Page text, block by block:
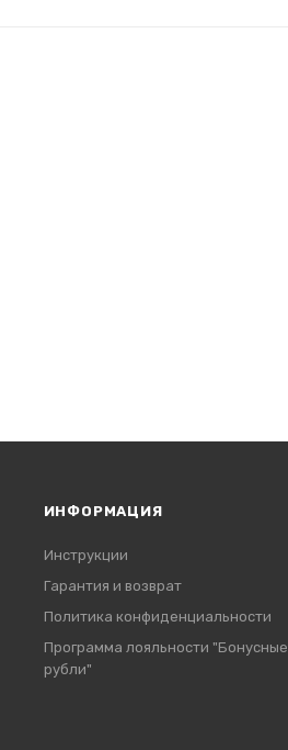
ИНФОРМАЦИЯ
Инструкции
Гарантия и возврат
Политика конфиденциальности
Программа лояльности "Бонусные
рубли"